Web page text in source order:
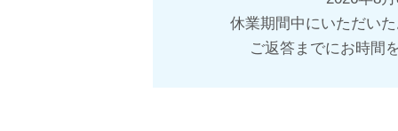
休業期間中にいただい
ご返答までにお時間